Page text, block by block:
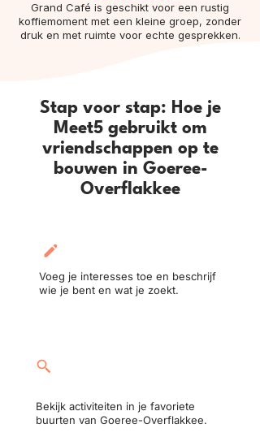
Grand Café is geschikt voor een rustig
koffiemoment met een kleine groep, zonder
druk en met ruimte voor echte gesprekken.
Stap voor stap: Hoe je
Meet5 gebruikt om
vriendschappen op te
bouwen in Goeree-
Overflakkee
Voeg je interesses toe en beschrijf
wie je bent en wat je zoekt.
Bekijk activiteiten in je favoriete
buurten van Goeree-Overflakkee.